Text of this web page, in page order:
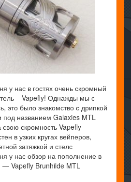
у нас в гостях очень скромный
– Vapefly! Однажды мы с
это было знакомство с дрипкой
под названием Galaxies MTL
скромность Vapefly
в узких кругах вейперов,
затяжкой и стелс
у нас обзор на пополнение в
— Vapefly Brunhilde MTL